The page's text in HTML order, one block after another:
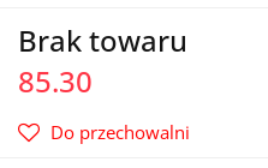
Brak towaru
85.30
Do przechowalni